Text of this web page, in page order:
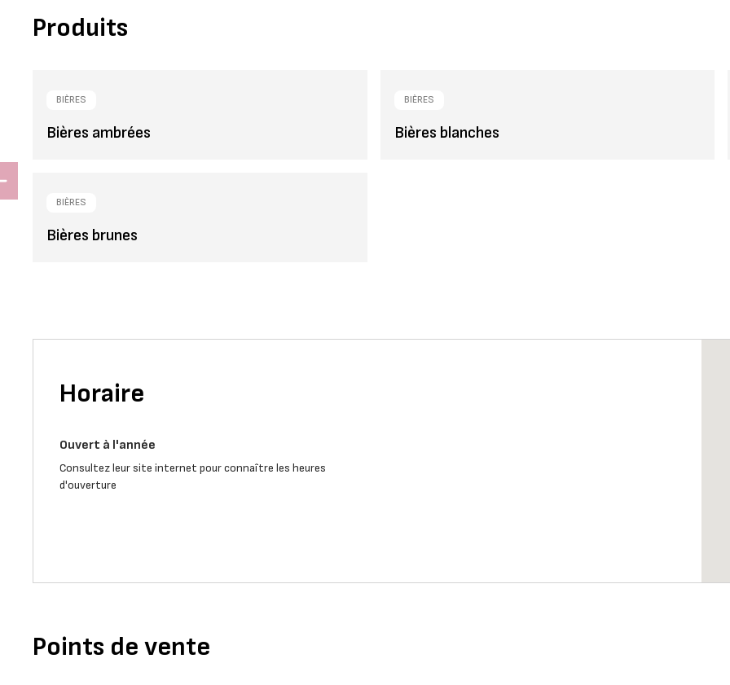
Produits
BIÈRES
Bières ambrées
BIÈRES
Bières blanches
BIÈRES
Bières brunes
Horaire
Ouvert à l'année
Consultez leur site internet pour connaître les heures
d'ouverture
Points de vente